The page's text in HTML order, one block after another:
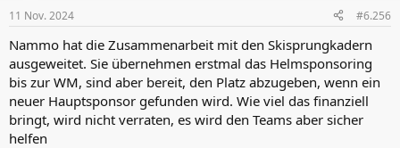
e
:
11 Nov. 2024 #6.256
Nammo hat die Zusammenarbeit mit den Skisprungkadern
ausgeweitet. Sie übernehmen erstmal das Helmsponsoring
bis zur WM, sind aber bereit, den Platz abzugeben, wenn ein
neuer Hauptsponsor gefunden wird. Wie viel das finanziell
bringt, wird nicht verraten, es wird den Teams aber sicher
helfen